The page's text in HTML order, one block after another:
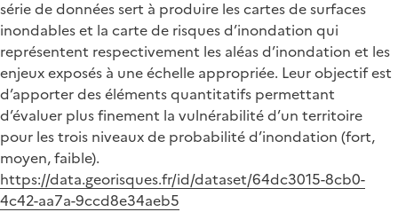
série de données sert à produire les cartes de surfaces
inondables et la carte de risques d’inondation qui
représentent respectivement les aléas d’inondation et les
enjeux exposés à une échelle appropriée. Leur objectif est
d’apporter des éléments quantitatifs permettant
d’évaluer plus finement la vulnérabilité d’un territoire
pour les trois niveaux de probabilité d’inondation (fort,
moyen, faible).
https://data.georisques.fr/id/dataset/64dc3015-8cb0-
4c42-aa7a-9ccd8e34aeb5